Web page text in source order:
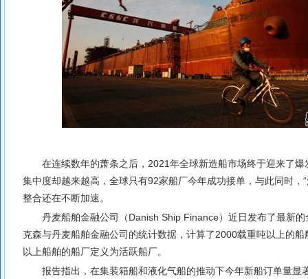
在连续数年的萧条之后，2021年全球新造船市场终于迎来了
集中度却越来越高，全球只有92家船厂今年成功接单，与此同时，
整合还在不断加速。
丹麦船舶金融公司（Danish Ship Finance）近日发布了最新
克森与丹麦船舶金融公司的统计数据，计算了2000载重吨以上的
以上船舶的船厂定义为活跃船厂。
报告指出，在集装箱船和液化气船的推动下今年新船订单量显